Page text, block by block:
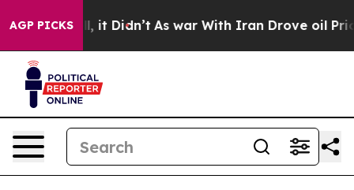
AGP PICKS
Well, it Didn’t As war With Iran Drove oil Prices